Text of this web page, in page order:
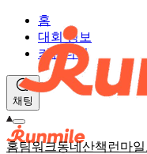
홈팀워크동네산책 런마일
홈
대회 정보
커뮤니티
채팅